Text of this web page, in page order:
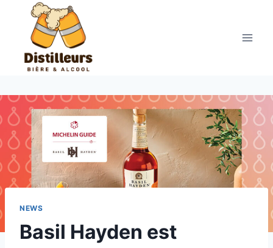
contenu
NEWS
Basil Hayden est